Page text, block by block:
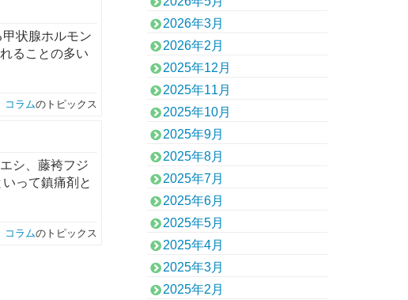
状腺ホルモン
ることの多い
コラムのトピックス
シ、藤袴フジ
って鎮痛剤と
コラムのトピックス
2026年3月
2026年2月
2025年12月
2025年11月
2025年10月
2025年9月
2025年8月
2025年7月
2025年6月
2025年5月
2025年4月
2025年3月
2025年2月